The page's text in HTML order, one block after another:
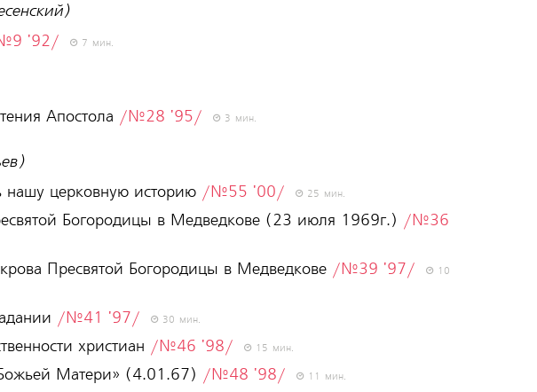
'92/ 7 мин.
Апостола /№28 '95/ 3 мин.
церковную историю /№55 '00/ 25 мин.
Богородицы в Медведкове (23 июля 1969г.) /№36
Пресвятой Богородицы в Медведкове /№39 '97/
10
/№41 '97/ 30 мин.
христиан /№46 '98/ 15 мин.
Матери» (4.01.67) /№48 '98/ 11 мин.